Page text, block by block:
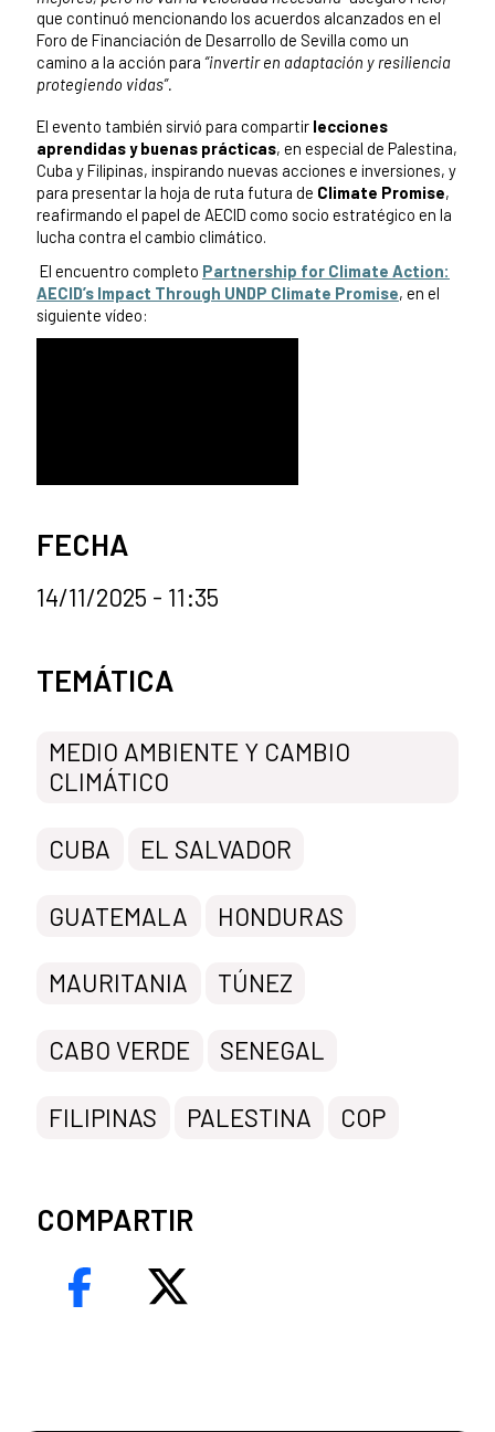
que continuó mencionando los acuerdos alcanzados en el
Foro de Financiación de Desarrollo de Sevilla como un
camino a la acción para “invertir en adaptación y resiliencia
protegiendo vidas”.
El evento también sirvió para compartir lecciones
aprendidas y buenas prácticas, en especial de Palestina,
Cuba y Filipinas, inspirando nuevas acciones e inversiones, y
para presentar la hoja de ruta futura de Climate Promise,
reafirmando el papel de AECID como socio estratégico en la
lucha contra el cambio climático.
El encuentro completo Partnership for Climate Action:
AECID’s Impact Through UNDP Climate Promise, en el
siguiente vídeo:
FECHA
14/11/2025 - 11:35
Categorías de la noticia
TEMÁTICA
MEDIO AMBIENTE Y CAMBIO
CLIMÁTICO
CUBA EL SALVADOR
GUATEMALA HONDURAS
MAURITANIA TÚNEZ
CABO VERDE SENEGAL
FILIPINAS PALESTINA COP
COMPARTIR